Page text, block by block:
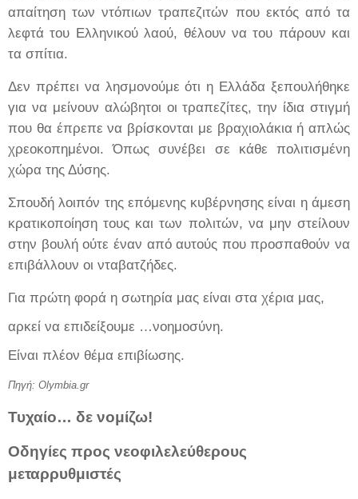
απαίτηση των ντόπιων τραπεζιτών που εκτός από τα
λεφτά του Ελληνικού λαού, θέλουν να του πάρουν και
τα σπίτια.
Δεν πρέπει να λησμονούμε ότι η Ελλάδα ξεπουλήθηκε
για να μείνουν αλώβητοι οι τραπεζίτες, την ίδια στιγμή
που θα έπρεπε να βρίσκονται με βραχιολάκια ή απλώς
χρεοκοπημένοι. Όπως συνέβει σε κάθε πολιτισμένη
χώρα της Δύσης.
Σπουδή λοιπόν της επόμενης κυβέρνησης είναι η άμεση
κρατικοποίηση τους και των πολιτών, να μην στείλουν
στην βουλή ούτε έναν από αυτούς που προσπαθούν να
επιβάλλουν οι νταβατζήδες.
Για πρώτη φορά η σωτηρία μας είναι στα χέρια μας,
αρκεί να επιδείξουμε …νοημοσύνη.
Είναι πλέον θέμα επιβίωσης.
Πηγή: Olymbia.gr
Τυχαίο… δε νομίζω!
Οδηγίες προς νεοφιλελεύθερους
μεταρρυθμιστές